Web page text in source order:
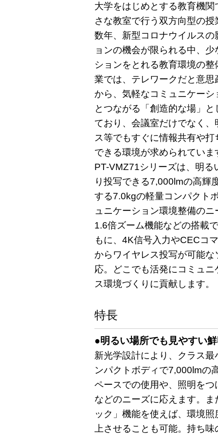
大学をはじめとする教育機
さな教室で行う双方向型の
数年、新型コロナウイルス
ョンの機会が限られる中、
ションをとれる教育環境の
業では、テレワークだと意
から、気軽なコミュニケー
とつながる「創造的な場」
ており、会議室だけでなく
ス等でもすぐに情報共有や
できる環境が求められていま
PT-VMZ71シリーズは、明
り投写できる7,000lmの高輝
する7.0kgの軽量コンパクト
ュニケーション環境整備の
1.6倍ズーム機能などの搭載
もに、4K信号入力やCECコ
からワイヤレス投写が可能
応。どこでも活発にコミュ
ス環境づくりに貢献します。
特長
●明るい場所でも見やすい
新光学設計により、クラス
ンパクトボディで7,000lmの
ペースでの使用や、照明を
などのニーズに応えます。
ック」機能を使えば、環境
上させることも可能。持ち